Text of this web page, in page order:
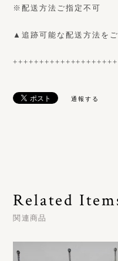
※配送方法ご指定不可
▲追跡可能な配送方法を
通報する
Related
関連商品